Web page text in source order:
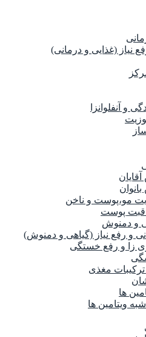
نیاز (غذایی و درمانی)
و آنفلوانزا
مو،پوست و ناخن
پوست
و دمنوش
و رفع نیاز (گیاهی و دمنوش)
زا و رفع خستگی
ترکیبات مغذی
ها
ویتامین ها